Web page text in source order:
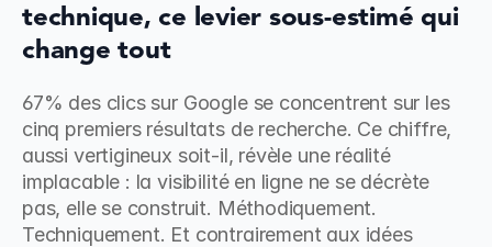
technique, ce levier sous-estimé qui
change tout
67% des clics sur Google se concentrent sur les
cinq premiers résultats de recherche. Ce chiffre,
aussi vertigineux soit-il, révèle une réalité
implacable : la visibilité en ligne ne se décrète
pas, elle se construit. Méthodiquement.
Techniquement. Et contrairement aux idées